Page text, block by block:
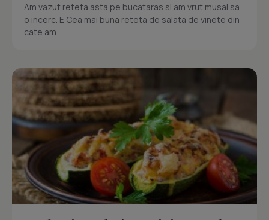
Am vazut reteta asta pe bucataras si am vrut musai sa
o incerc. E Cea mai buna reteta de salata de vinete din
cate am...